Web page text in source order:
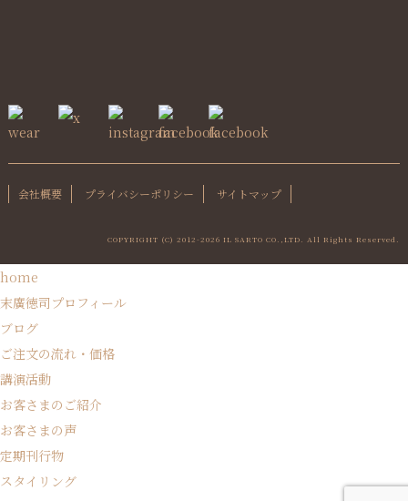
会社概要 プライバシーポリシー サイトマップ
COPYRIGHT (C) 2012-2026 IL SARTO CO.,LTD. All Rights Reserved.
home
末廣徳司プロフィール
ブログ
ご注文の流れ・価格
講演活動
お客さまのご紹介
お客さまの声
定期刊行物
スタイリング